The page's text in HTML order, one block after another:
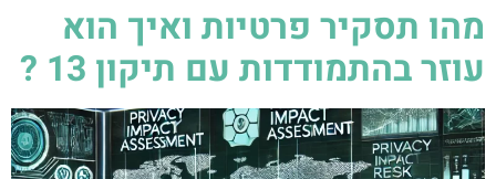
מהו תסקיר פרטיות ואיך הוא
עוזר בהתמודדות עם תיקון 13 ?